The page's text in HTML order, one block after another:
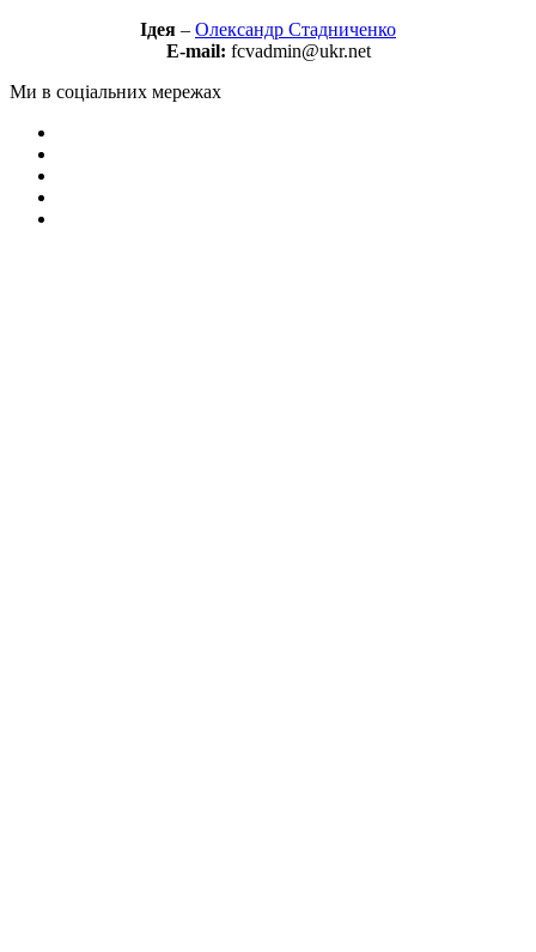
Ідея – Олександр Стадниченко
E-mail: fcvadmin@ukr.net
Ми в соціальних мережах